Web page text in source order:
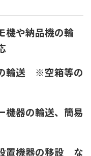
機や納品機の輸
輸送 ※空箱等の
機器の輸送、簡易
置機器の移設 な